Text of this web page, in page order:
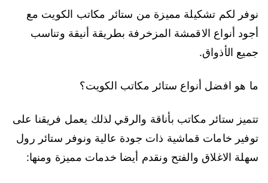
نوفر لكم تشكيلة مميزة من ستائر مكاتب الكويت مع
أجود أنواع الاقمشة المزخرفة بطريقة أنيقة وتناسب
جميع الأذواق.
ما هو افضل أنواع ستائر مكاتب الكويت؟
تتميز ستائر مكاتب بأناقة والرقي لذلك يعمل فريقنا على
توفير خامات قماشية ذات جودة عالية ونوفر ستائر رول
سهلة الاغلاق والفتح ونقدم أيضا خدمات مميزة ومنها: